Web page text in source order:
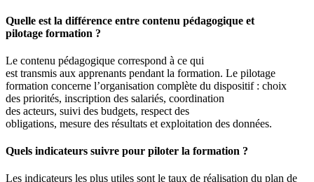
Quelle est la différence entre contenu pédagogique et
pilotage formation ?
Le contenu pédagogique correspond à ce qui
est transmis aux apprenants pendant la formation. Le pilotage
formation concerne l’organisation complète du dispositif : choix
des priorités, inscription des salariés, coordination
des acteurs, suivi des budgets, respect des
obligations, mesure des résultats et exploitation des données.
Quels indicateurs suivre pour piloter la formation ?
Les indicateurs les plus utiles sont le taux de réalisation du plan de